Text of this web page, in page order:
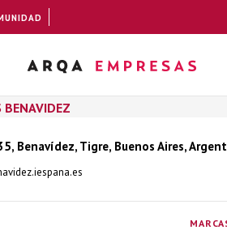
Benavídez, Tigre, Buenos Aires,